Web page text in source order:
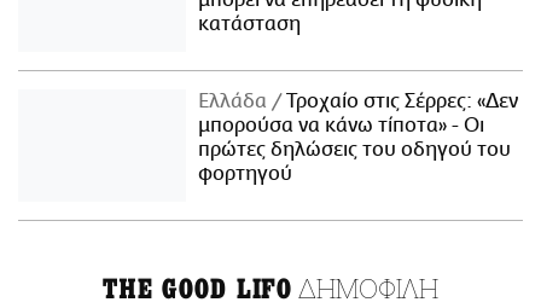
κατάσταση
Ελλάδα
Τροχαίο στις Σέρρες: «Δεν
μπορούσα να κάνω τίποτα» - Οι
πρώτες δηλώσεις του οδηγού του
φορτηγού
THE GOOD LIFO ΔΗΜΟΦΙΛΗ